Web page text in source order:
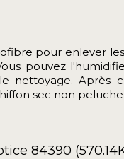
pour enlever
pouvez
nettoyage. Après
sec non
84390